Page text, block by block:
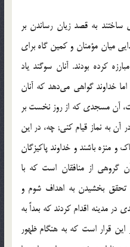
به قصد زيان رساندن بر
ميان مؤمنان و كمين گاه براي
كرده بودند. آنان سوگند ياد
خداوند گواهي مي‌دهد كه آنان
آن مسجدي كه از روز نخست بر
به نماز قيام كني; چه، در اين
منزه باشند و خداوند پاكيزگان
در شأن گروهي از منافقان است كه با
تحقق بخشيدن به اهداف شوم و
مدينه اقدام كردند كه بعداً به
قرار است كه به هنگام ظهور